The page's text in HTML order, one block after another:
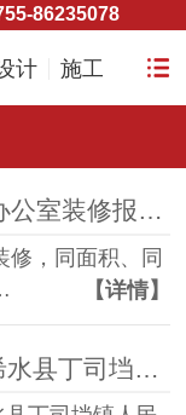
86235078
计 施工
文丰装饰：办公室装修报价从百元级到千元级/㎡，差在哪？ 用这4个步骤小白也能看懂报价单！
修，同面积、同
【详情】
2025年4月浠水县丁司垱镇人民政府敬赠我司”路灯熠熠-映亮乡村致富景，初心拳拳-彰显企业大担当“锦旗